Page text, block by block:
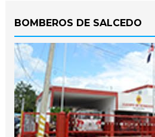
BOMBEROS DE SALCEDO